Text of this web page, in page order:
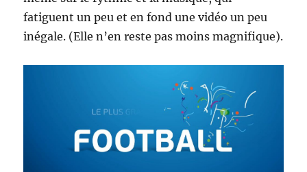
fatiguent un peu et en fond une vidéo un peu
inégale. (Elle n’en reste pas moins magnifique).